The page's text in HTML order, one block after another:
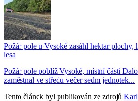
Požár pole u Vysoké zasáhl hektar plochy,
lesa
Požár pole poblíž Vysoké, místní části
zaměstnal ve středu večer sedm jednotek...
Tento článek byl publikován ze zdrojů